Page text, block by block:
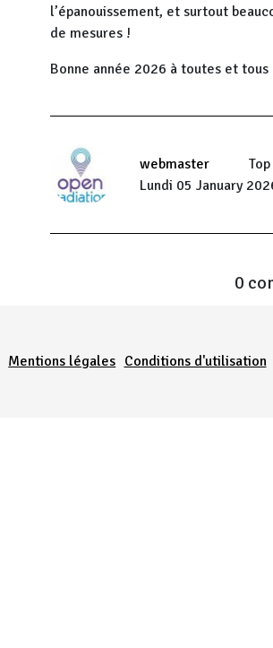
l’épanouissement, et surtout
de mesures !
Bonne année 2026 à toutes et tous
webmaster
Lundi 05 January
0
Mentions légales Conditions d'utilisation